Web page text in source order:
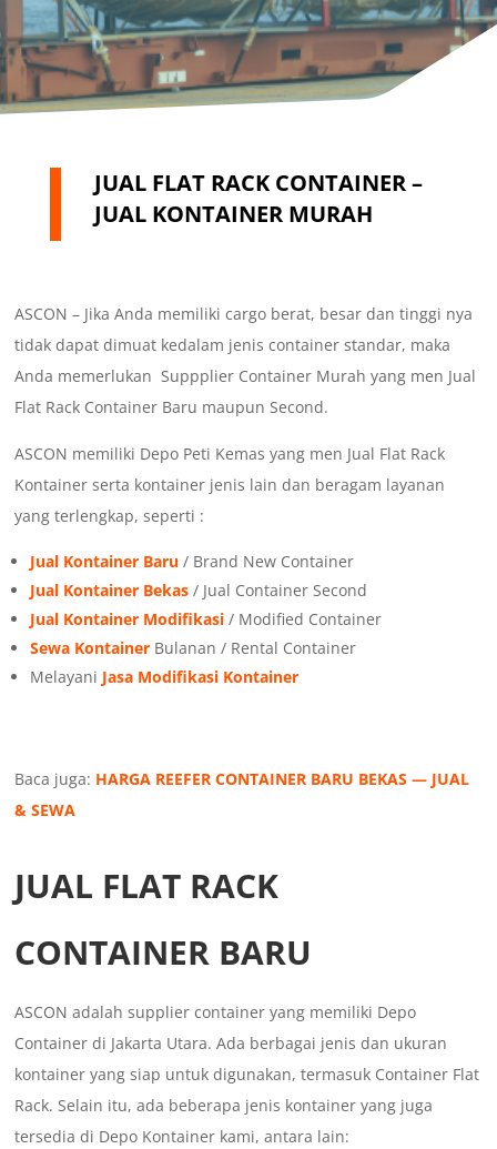
JUAL FLAT RACK CONTAINER –
JUAL KONTAINER MURAH
ASCON – Jika Anda memiliki cargo berat, besar dan tinggi nya
tidak dapat dimuat kedalam jenis container standar, maka
Anda memerlukan Suppplier Container Murah yang men Jual
Flat Rack Container Baru maupun Second.
ASCON memiliki Depo Peti Kemas yang men Jual Flat Rack
Kontainer serta kontainer jenis lain dan beragam layanan
yang terlengkap, seperti :
Jual Kontainer Baru / Brand New Container
Jual Kontainer Bekas / Jual Container Second
Jual Kontainer Modifikasi / Modified Container
Sewa Kontainer Bulanan / Rental Container
Melayani Jasa Modifikasi Kontainer
Baca juga: HARGA REEFER CONTAINER BARU BEKAS — JUAL
& SEWA
JUAL FLAT RACK
CONTAINER BARU
ASCON adalah supplier container yang memiliki Depo
Container di Jakarta Utara. Ada berbagai jenis dan ukuran
kontainer yang siap untuk digunakan, termasuk Container Flat
Rack. Selain itu, ada beberapa jenis kontainer yang juga
tersedia di Depo Kontainer kami, antara lain: